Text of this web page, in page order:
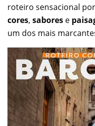
roteiro sensacional por
cores, sabores e
um dos mais